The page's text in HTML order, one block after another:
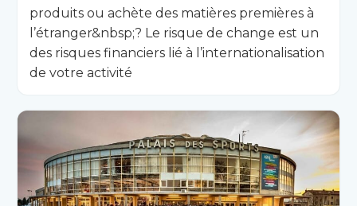
produits ou achète des matières premières à
l’étranger&nbsp;? Le risque de change est un
des risques financiers lié à l’internationalisation
de votre activité